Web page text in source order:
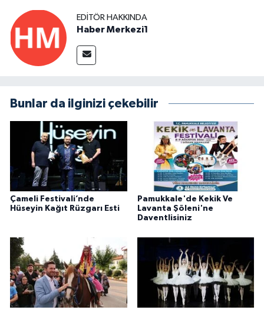
EDITÖR HAKKINDA
Haber Merkezi1
Bunlar da ilginizi çekebilir
Çameli Festivali’nde
Hüseyin Kağıt Rüzgarı Esti
Pamukkale'de Kekik Ve
Lavanta Şöleni'ne
Daventlisiniz